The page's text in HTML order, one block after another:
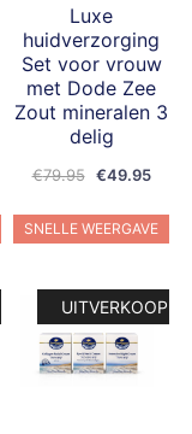
Luxe
huidverzorging
Set voor vrouw
met Dode Zee
Zout mineralen 3
delig
€79.95
was:
€79.95.
€49.95
is:
SNELLE WEERGAVE
UITVERKOOP!